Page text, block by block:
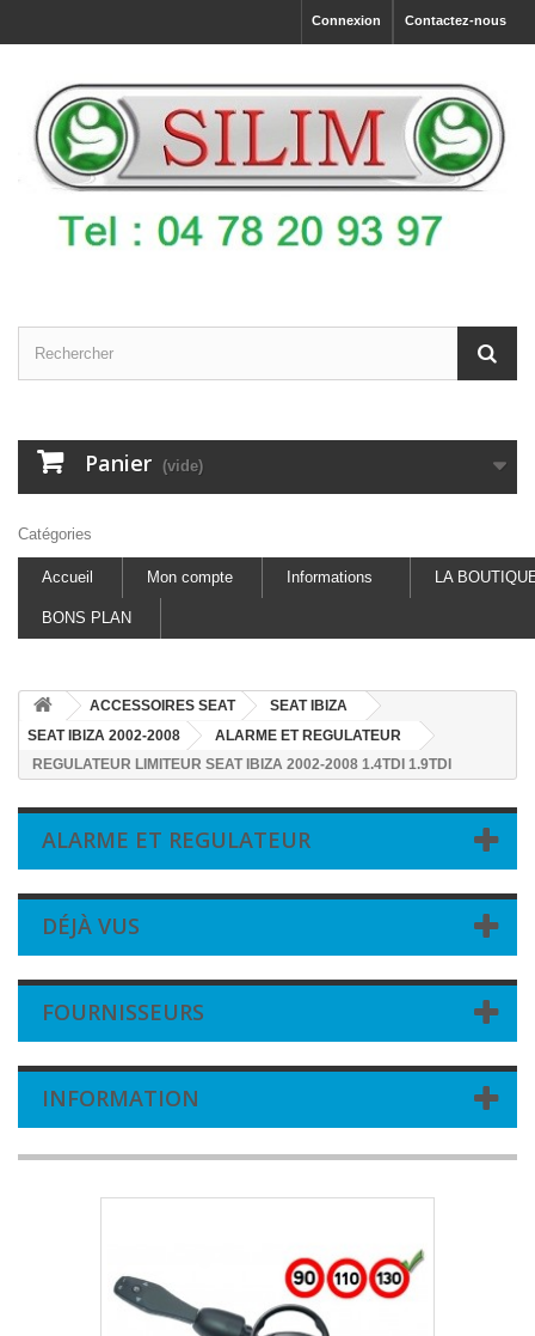
Contactez-nous
Connexion
Panier (vide)
Catégories
Accueil Mon compte Informations LA
BONS PLAN
ACCESSOIRES SEAT
SEAT IBIZA
SEAT IBIZA 2002-2008
ALARME ET REGULATEUR
REGULATEUR LIMITEUR SEAT IBIZA 2002-2008 1.4TDI 1.9TDI
ALARME ET REGULATEUR
DÉJÀ VUS
FOURNISSEURS
INFORMATION